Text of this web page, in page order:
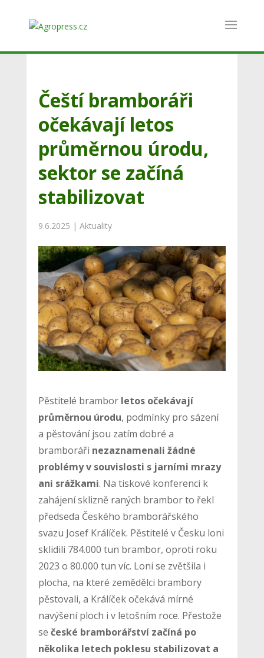
Čeští bramboráři
očekávají letos
průměrnou úrodu,
sektor se začíná
stabilizovat
9.6.2025 | Aktuality
Pěstitelé bramborletos očekávají
průměrnou úrodu, podmínky pro sázení
a pěstování jsou zatím dobré a
bramboráři nezaznamenali žádné
problémy v souvislosti s jarními mrazy
ani srážkami. Na tiskové konferenci k
zahájení sklizně raných brambor to řekl
předseda Českého bramborářského
svazu Josef Králíček. Pěstitelé v Česku loni
sklidili 784.000 tun brambor, oproti roku
2023 o 80.000 tun víc. Loni se zvětšila i
plocha, na které zemědělci brambory
pěstovali, a Králíček očekává mírné
navýšení ploch i v letošním roce. Přestože
se české bramborářství začíná po
několika letech poklesu stabilizovat a